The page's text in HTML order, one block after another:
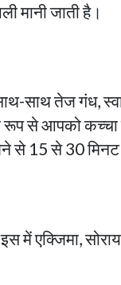
मानी जाती है।
तेज गंध,
से आपको कच्चा
से 15 से 30
एक्जिमा,